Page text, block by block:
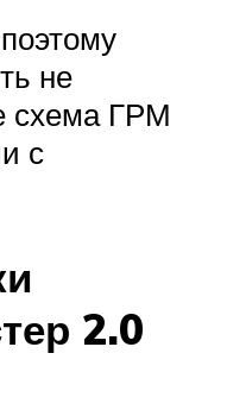
не
схема ГРМ
с
2.0